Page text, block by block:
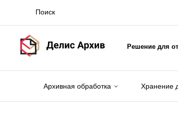
Решение для
Архивная обработка Хранение